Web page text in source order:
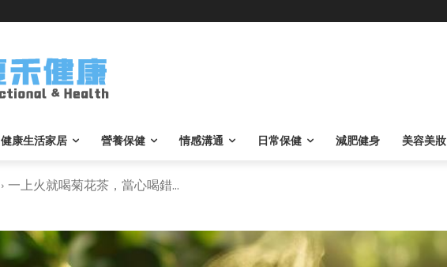
健康生活家居 營養保健 情感溝通 日常保健 減肥健身 美容美妝
一上火就喝菊花茶，當心喝錯...